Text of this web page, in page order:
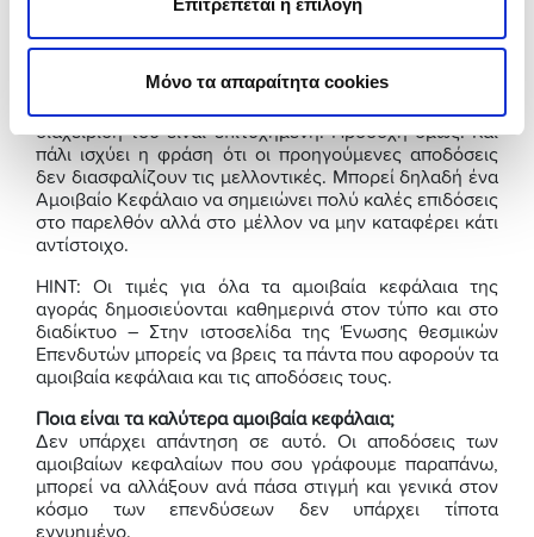
Μόνο τα απαραίτητα cookies
αναφοράς.
Αν επανειλημμένα ένα Α/Κ εμφανίζει αποδόσεις πάνω
από τον δείκτη αναφοράς, τότε σημαίνει ότι η
διαχείρισή του είναι επιτυχημένη. Προσοχή όμως. Και
πάλι ισχύει η φράση ότι οι προηγούμενες αποδόσεις
δεν διασφαλίζουν τις μελλοντικές. Μπορεί δηλαδή ένα
Αμοιβαίο Κεφάλαιο να σημειώνει πολύ καλές επιδόσεις
στο παρελθόν αλλά στο μέλλον να μην καταφέρει κάτι
αντίστοιχο.
HINT: Οι τιμές για όλα τα αμοιβαία κεφάλαια της
αγοράς δημοσιεύονται καθημερινά στον τύπο και στο
διαδίκτυο – Στην ιστοσελίδα της Ένωσης θεσμικών
Επενδυτών μπορείς να βρεις τα πάντα που αφορούν τα
αμοιβαία κεφάλαια και τις αποδόσεις τους.
Ποια είναι τα καλύτερα αμοιβαία κεφάλαια;
Δεν υπάρχει απάντηση σε αυτό. Οι αποδόσεις των
αμοιβαίων κεφαλαίων που σου γράφουμε παραπάνω,
μπορεί να αλλάξουν ανά πάσα στιγμή και γενικά στον
κόσμο των επενδύσεων δεν υπάρχει τίποτα
εγγυημένο.